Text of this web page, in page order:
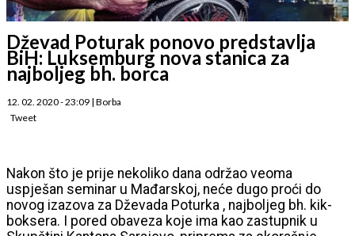
Dževad Poturak ponovo predstavlja
BiH: Luksemburg nova stanica za
najboljeg bh. borca
12. 02. 2020 - 23:09 | Borba
Tweet
Nakon što je prije nekoliko dana održao veoma
uspješan seminar u Mađarskoj, neće dugo proći do
novog izazova za Dževada Poturka , najboljeg bh. kik-
boksera. I pored obaveza koje ima kao zastupnik u